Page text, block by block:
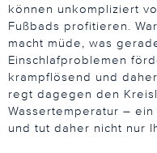
können unkompliziert
Fußbads profitieren.
macht müde, was
Einschlafproblemen
krampflösend und
regt dagegen den
Wassertemperatur –
und tut daher nicht nur